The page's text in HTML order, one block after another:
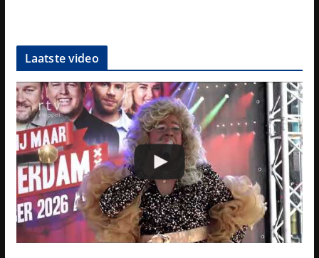
Laatste video